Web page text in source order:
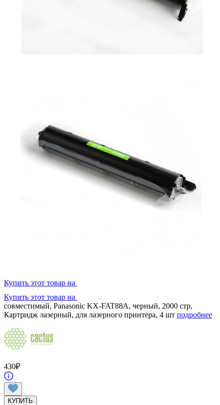
Купить этот товар на
Купить этот товар на
совместимый, Panasonic KX-FAT88A, черный, 2000 стр,
Картридж лазерный, для лазерного принтера, 4 шт подробнее
430₽
КУПИТЬ